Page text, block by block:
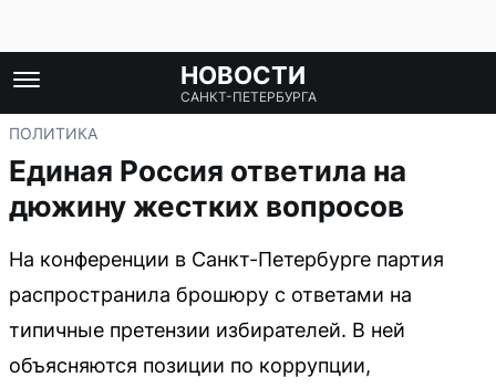
НОВОСТИ
САНКТ-ПЕТЕРБУРГА
ПОЛИТИКА
Единая Россия ответила на
дюжину жестких вопросов
На конференции в Санкт-Петербурге партия
распространила брошюру с ответами на
типичные претензии избирателей. В ней
объясняются позиции по коррупции,